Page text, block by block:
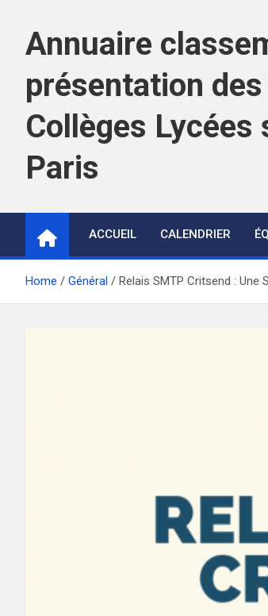
contentAnnuaire
présentation des
Collèges Lycées
Paris
ACCUEIL CALENDRIER
Home Général Relais SMTP Critsend : Une